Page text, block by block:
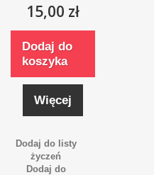
15,00 zł
Dodaj do
koszyka
Więcej
Dodaj do listy
życzeń
Dodaj do